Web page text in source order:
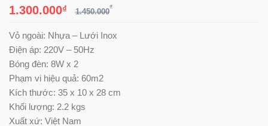
5 dựa trên
đánh giá
1.300.000₫ 1.450.000
₫
Vỏ ngoài: Nhựa – Lưới Inox
Điện áp: 220V – 50Hz
Bóng đèn: 8W x 2
Phạm vi hiệu quả: 60m2
Kích thước: 35 x 10 x 28 cm
Khối lượng: 2.2 kgs
Xuất xứ: Việt Nam